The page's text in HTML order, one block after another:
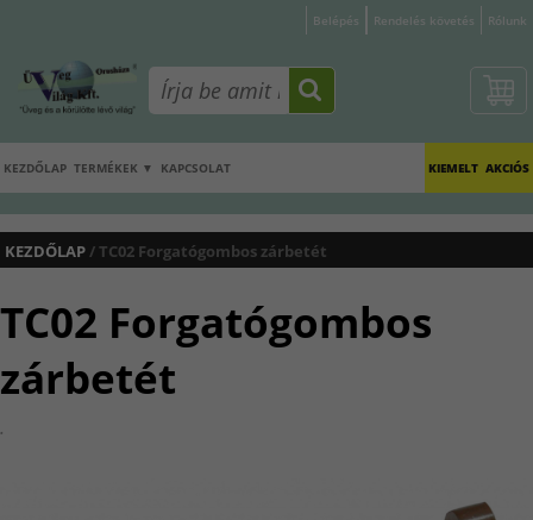
Rólunk
Rendelés követés
Belépés
KEZDŐLAP TERMÉKEK ▼ KAPCSOLAT AKCIÓS
KIEMELT
KEZDŐLAP/ TC02 Forgatógombos zárbetét
TC02 Forgatógombos
zárbetét
.